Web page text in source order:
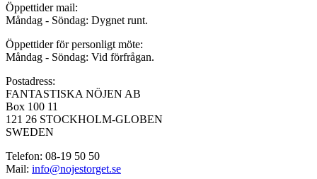
Öppettider mail:
Måndag - Söndag: Dygnet runt.
Öppettider för personligt möte:
Måndag - Söndag: Vid förfrågan.
Postadress:
FANTASTISKA NÖJEN AB
Box 100 11
121 26 STOCKHOLM-GLOBEN
SWEDEN
Telefon: 08-19 50 50
Mail: info@nojestorget.se